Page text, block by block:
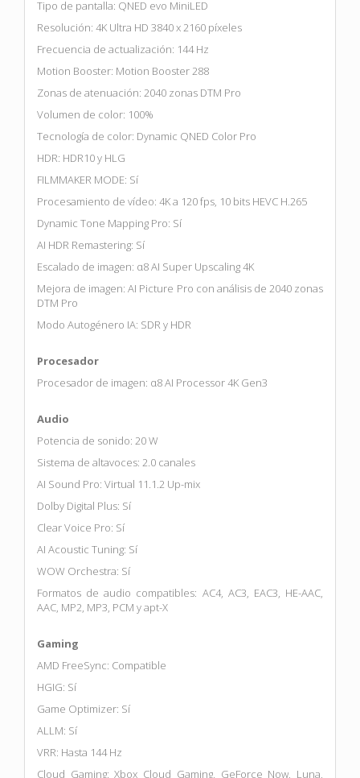
Tipo de pantalla: QNED evo MiniLED
Resolución: 4K Ultra HD 3840 x 2160 píxeles
Frecuencia de actualización: 144 Hz
Motion Booster: Motion Booster 288
Zonas de atenuación: 2040 zonas DTM Pro
Volumen de color: 100%
Tecnología de color: Dynamic QNED Color Pro
HDR: HDR10 y HLG
FILMMAKER MODE: Sí
Procesamiento de vídeo: 4K a 120 fps, 10 bits HEVC H.265
Dynamic Tone Mapping Pro: Sí
AI HDR Remastering: Sí
Escalado de imagen: α8 AI Super Upscaling 4K
Mejora de imagen: AI Picture Pro con análisis de 2040 zonas
DTM Pro
Modo Autogénero IA: SDR y HDR
Procesador
Procesador de imagen: α8 AI Processor 4K Gen3
Audio
Potencia de sonido: 20 W
Sistema de altavoces: 2.0 canales
AI Sound Pro: Virtual 11.1.2 Up-mix
Dolby Digital Plus: Sí
Clear Voice Pro: Sí
AI Acoustic Tuning: Sí
WOW Orchestra: Sí
Formatos de audio compatibles: AC4, AC3, EAC3, HE-AAC,
AAC, MP2, MP3, PCM y apt-X
Gaming
AMD FreeSync: Compatible
HGIG: Sí
Game Optimizer: Sí
ALLM: Sí
VRR: Hasta 144 Hz
Cloud Gaming: Xbox Cloud Gaming, GeForce Now, Luna,